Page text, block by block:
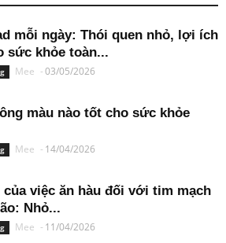
mỗi ngày: Thói quen nhỏ, lợi ích
sức khỏe toàn...
Mee -03/05/2026
màu nào tốt cho sức khỏe
Mee - 14/04/2026
việc ăn hàu đối với tim mạch
Nhỏ...
Mee - 11/04/2026